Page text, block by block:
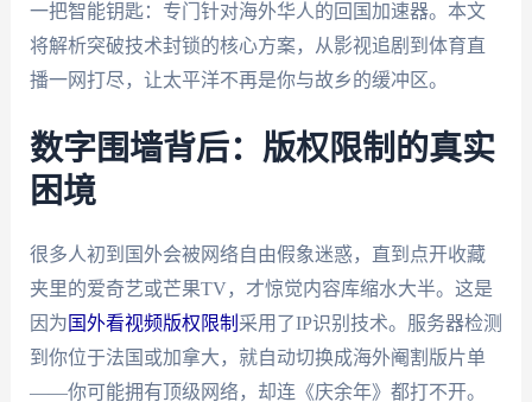
一把智能钥匙：专门针对海外华人的回国加速器。本文
将解析突破技术封锁的核心方案，从影视追剧到体育直
播一网打尽，让太平洋不再是你与故乡的缓冲区。
数字围墙背后：版权限制的真实
困境
很多人初到国外会被网络自由假象迷惑，直到点开收藏
夹里的爱奇艺或芒果TV，才惊觉内容库缩水大半。这是
因为 国外看视频版权限制 采用了IP识别技术。服务器检测
到你位于法国或加拿大，就自动切换成海外阉割版片单
——你可能拥有顶级网络，却连《庆余年》都打不开。